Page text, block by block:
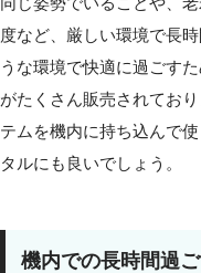
度など、厳しい環境で長
うな環境で快適に過ごす
がたくさん販売されてお
テムを機内に持ち込んで
タルにも良いでしょう。
機内での長時間過